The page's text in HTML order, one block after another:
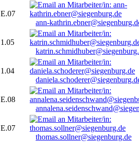
E.07
ann-
1.05
1.04
E.08
E.07
thomas.sollner@siegenburg.de